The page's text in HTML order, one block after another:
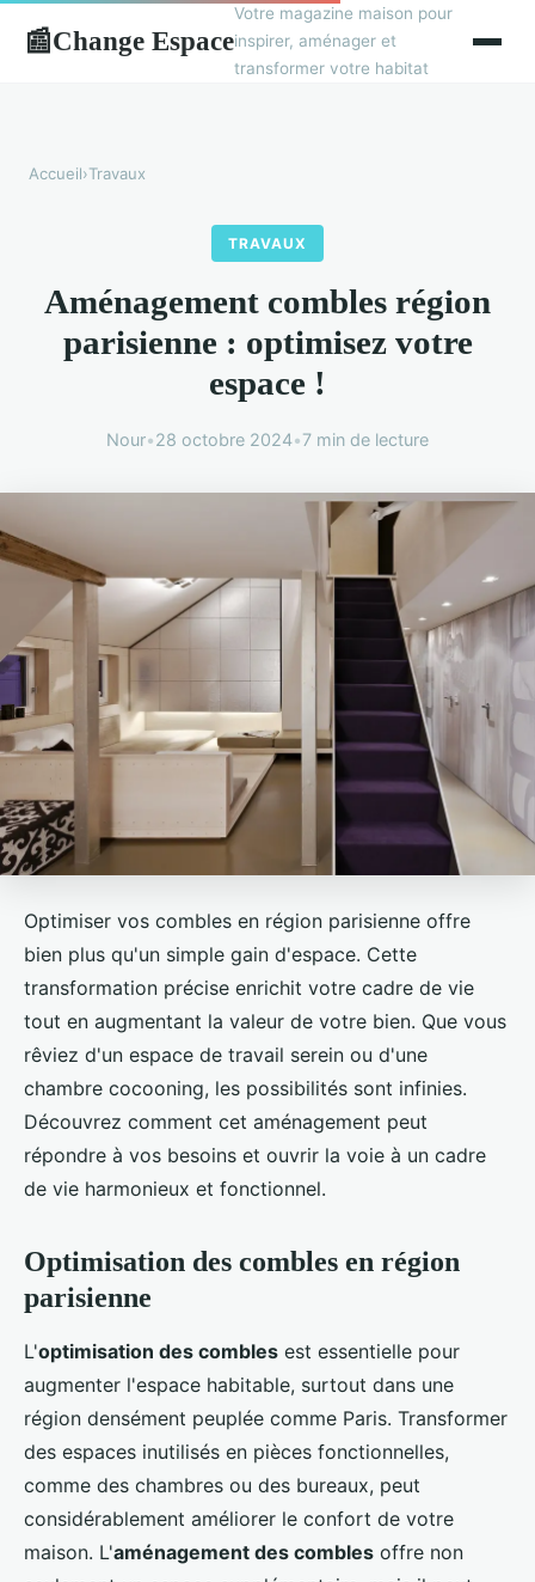
📰Change Espace
Votre magazine maison pour
inspirer, aménager et
transformer votre habitat
Accueil›Travaux
TRAVAUX
Aménagement combles région
parisienne : optimisez votre
espace !
Nour•28 octobre 2024•7 min de lecture
Optimiser vos combles en région parisienne offre
bien plus qu'un simple gain d'espace. Cette
transformation précise enrichit votre cadre de vie
tout en augmentant la valeur de votre bien. Que vous
rêviez d'un espace de travail serein ou d'une
chambre cocooning, les possibilités sont infinies.
Découvrez comment cet aménagement peut
répondre à vos besoins et ouvrir la voie à un cadre
de vie harmonieux et fonctionnel.
Optimisation des combles en région
parisienne
L'optimisation des combles est essentielle pour
augmenter l'espace habitable, surtout dans une
région densément peuplée comme Paris. Transformer
des espaces inutilisés en pièces fonctionnelles,
comme des chambres ou des bureaux, peut
considérablement améliorer le confort de votre
maison. L'aménagement des combles offre non